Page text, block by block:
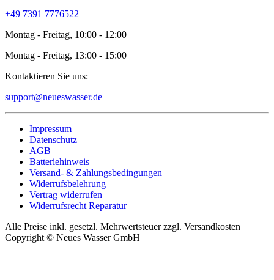
+49 7391 7776522
Montag - Freitag, 10:00 - 12:00
Montag - Freitag, 13:00 - 15:00
Kontaktieren Sie uns:
support@neueswasser.de
Impressum
Datenschutz
AGB
Batteriehinweis
Versand- & Zahlungsbedingungen
Widerrufsbelehrung
Vertrag widerrufen
Widerrufsrecht Reparatur
Alle Preise inkl. gesetzl. Mehrwertsteuer zzgl. Versandkosten
Copyright © Neues Wasser GmbH